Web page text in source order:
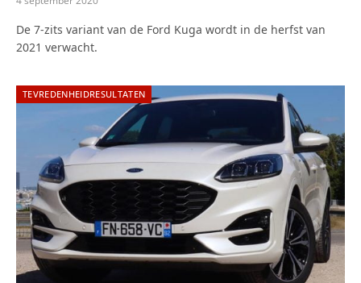
De 7-zits variant van de Ford Kuga wordt in de herfst van
2021 verwacht.
TEVREDENHEIDRESULTATEN